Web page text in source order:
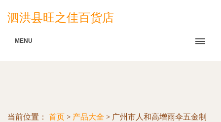
泗洪县旺之佳百货店
MENU
当前位置： 首页 > 产品大全 > 广州市人和高增雨伞五金制